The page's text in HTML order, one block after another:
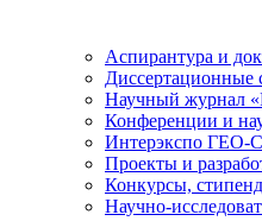
Аспирантура и
Диссертационные
Научный журнал
Конференции и
Интерэкспо ГЕО-
Проекты и
Конкурсы,
Научно-